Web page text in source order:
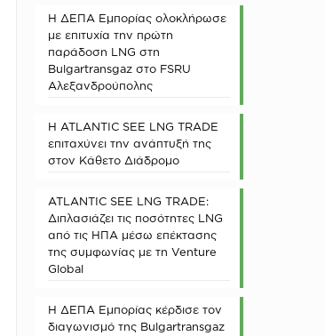
Η ΔΕΠΑ Εμπορίας ολοκλήρωσε
με επιτυχία την πρώτη
παράδοση LNG στη
Bulgartransgaz στο FSRU
Αλεξανδρούπολης
Η ATLANTIC SEE LNG TRADE
επιταχύνει την ανάπτυξή της
στον Κάθετο Διάδρομο
ATLANTIC SEE LNG TRADE:
Διπλασιάζει τις ποσότητες LNG
από τις ΗΠΑ μέσω επέκτασης
της συμφωνίας με τη Venture
Global
Η ΔΕΠΑ Εμπορίας κέρδισε τον
διαγωνισμό της Bulgartransgaz